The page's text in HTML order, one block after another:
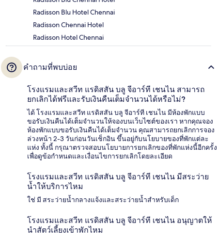
Radisson Blu Hotel Chennai
Radisson Chennai Hotel
Radisson Hotel Chennai
คำถามที่พบบ่อย
โรงแรมและสวีท แรดิสสัน บลู จีอาร์ที เชนไน สามารถ
ยกเลิกได้ฟรีและรับเงินคืนเต็มจำนวนได้หรือไม่?
ได้ โรงแรมและสวีท แรดิสสัน บลู จีอาร์ที เชนไน มีห้องพักแบบ
ขอรับเงินคืนได้เต็มจำนวนให้จองบนเว็บไซต์ของเรา หากคุณจอง
ห้องพักแบบขอรับเงินคืนได้เต็มจำนวน คุณสามารถยกเลิกการจอง
ล่วงหน้า 2-3 วันก่อนวันเช็กอิน ขึ้นอยู่กับนโยบายของที่พักแต่ละ
แห่ง ทั้งนี้ กรุณาตรวจสอบนโยบายการยกเลิกของที่พักแห่งนี้อีกครั้ง
เพื่อดูข้อกำหนดและเงื่อนไขการยกเลิกโดยละเอียด
โรงแรมและสวีท แรดิสสัน บลู จีอาร์ที เชนไน มีสระว่าย
น้ำให้บริการไหม
ใช่ มี สระว่ายน้ำกลางแจ้งและสระว่ายน้ำสำหรับเด็ก
โรงแรมและสวีท แรดิสสัน บลู จีอาร์ที เชนไน อนุญาตให้
นำสัตว์เลี้ยงเข้าพักไหม